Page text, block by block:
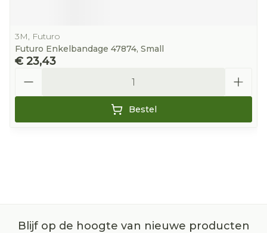
3M, Futuro
Futuro Enkelbandage 47874, Small
€ 23,43
Bestel
Blijf op de hoogte van nieuwe producten